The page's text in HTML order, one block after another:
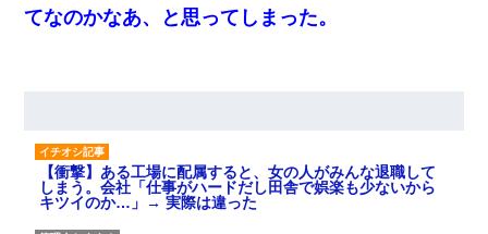
てなのかなあ、と思ってしまった。
【衝撃】ある工場に配属すると、女の人がみんな退職して
しまう。会社「仕事がハードだし田舎で娯楽も少ないから
キツイのか…」→ 実際は違った